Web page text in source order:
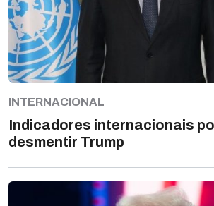
INTERNACIONAL
Indicadores internacionais
desmentir Trump